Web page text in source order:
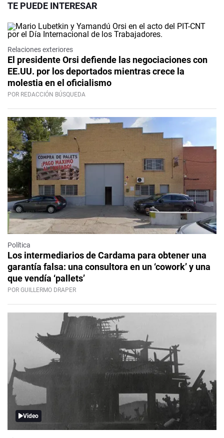
TE PUEDE INTERESAR
Relaciones exteriores
El presidente Orsi defiende las negociaciones con
EE.UU. por los deportados mientras crece la
molestia en el oficialismo
POR REDACCIÓN BÚSQUEDA
Política
Los intermediarios de Cardama para obtener una
garantía falsa: una consultora en un ‘cowork’ y una
que vendía ‘pallets’
POR GUILLERMO DRAPER
Video